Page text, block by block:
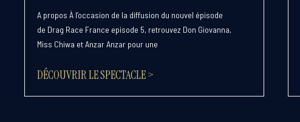
A propos À l’occasion de la diffusion du nouvel épisode
de Drag Race France episode 5, retrouvez Don Giovanna,
Miss Chiwa et Anzar Anzar pour une
DÉCOUVRIR LE SPECTACLE >